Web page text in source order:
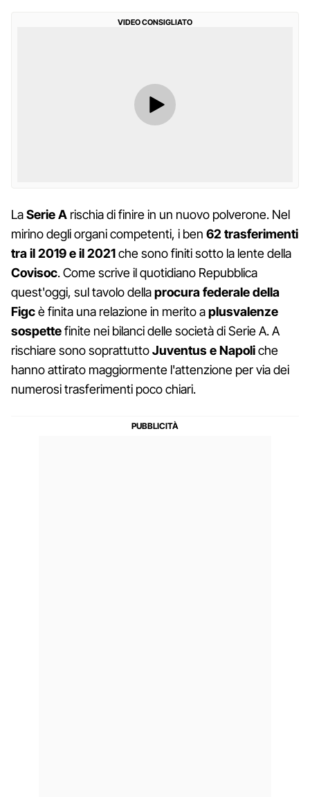
VIDEO CONSIGLIATO
LaSerie A rischia di finire in un nuovo polverone. Nel
mirino degli organi competenti, i ben 62 trasferimenti
tra il 2019 e il 2021che sono finiti sotto la lente della
Covisoc. Come scrive il quotidiano Repubblica
quest'oggi, sul tavolo dellaprocura federale della
Figcè finita una relazione in merito aplusvalenze
sospettefinite nei bilanci delle società di Serie A. A
rischiare sono soprattuttoJuventus e Napoliche
hanno attirato maggiormente l'attenzione per via dei
numerosi trasferimenti poco chiari.